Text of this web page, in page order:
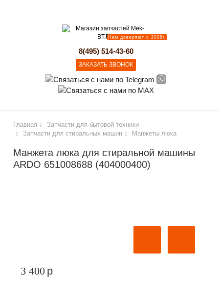
Нам доверяют с 2008г.
8(495) 514-43-60
ЗАКАЗАТЬ ЗВОНОК
Главная
Запчасти для бытовой техники
Запчасти для стиральных машин
Манжеты люка
Манжета люка для стиральной машины
ARDO 651008688 (404000400)
3 400 p